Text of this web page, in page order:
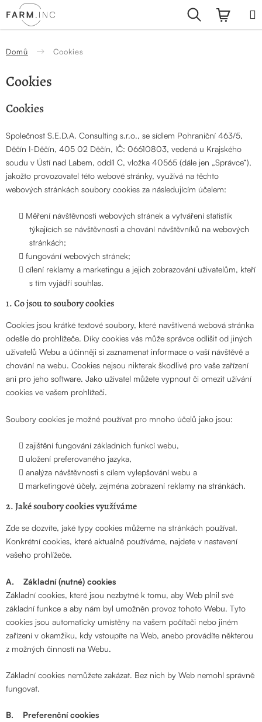
na
obsah
Hledat
KOŠÍK
Domů Cookies
Cookies
Cookies
Společnost S.E.D.A. Consulting s.r.o., se sídlem Pohraniční 463/5,
Děčín I-Děčín, 405 02 Děčín, IČ: 06610803, vedená u Krajského
soudu v Ústí nad Labem, oddíl C, vložka 40565 (dále jen „Správce“),
jakožto provozovatel této webové stránky, využívá na těchto
webových stránkách soubory cookies za následujícím účelem:
Měření návštěvnosti webových stránek a vytváření statistik
týkajících se návštěvnosti a chování návštěvníků na webových
stránkách;
fungování webových stránek;
cílení reklamy a marketingu a jejich zobrazování uživatelům, kteří
s tím vyjádří souhlas.
1. Co jsou to soubory cookies
Cookies jsou krátké textové soubory, které navštívená webová stránka
odešle do prohlížeče. Díky cookies vás může správce odlišit od jiných
uživatelů Webu a účinněji si zaznamenat informace o vaší návštěvě a
chování na webu. Cookies nejsou nikterak škodlivé pro vaše zařízení
ani pro jeho software. Jako uživatel můžete vypnout či omezit užívání
cookies ve vašem prohlížeči.
Soubory cookies je možné používat pro mnoho účelů jako jsou:
zajištění fungování základních funkcí webu,
uložení preferovaného jazyka,
analýza návštěvnosti s cílem vylepšování webu a
marketingové účely, zejména zobrazení reklamy na stránkách.
2. Jaké soubory cookies využíváme
Zde se dozvíte, jaké typy cookies můžeme na stránkách používat.
Konkrétní cookies, které aktuálně používáme, najdete v nastavení
vašeho prohlížeče.
A. Základní (nutné) cookies
Základní cookies, které jsou nezbytné k tomu, aby Web plnil své
základní funkce a aby nám byl umožněn provoz tohoto Webu. Tyto
cookies jsou automaticky umístěny na vašem počítači nebo jiném
zařízení v okamžiku, kdy vstoupíte na Web, anebo provádíte některou
z možných činností na Webu.
Základní cookies nemůžete zakázat. Bez nich by Web nemohl správně
fungovat.
B. Preferenční cookies